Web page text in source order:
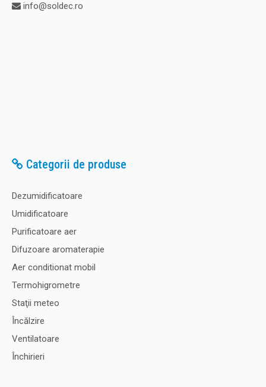
info@soldec.ro
Categorii de produse
Dezumidificatoare
Umidificatoare
Purificatoare aer
Difuzoare aromaterapie
Aer conditionat mobil
Termohigrometre
Staţii meteo
Încălzire
Ventilatoare
Închirieri